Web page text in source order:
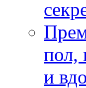
пол,
и